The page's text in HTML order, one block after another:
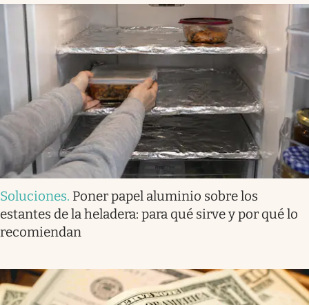
Soluciones. Poner papel aluminio sobre los
estantes de la heladera: para qué sirve y por qué lo
recomiendan